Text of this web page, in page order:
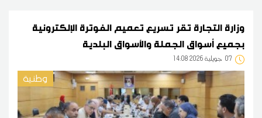
وزارة التجارة تقر تسريع تعميم الفوترة الإلكترونية
بجميع أسواق الجملة والأسواق البلدية
07 14:08 2026 جويلية
وطنية